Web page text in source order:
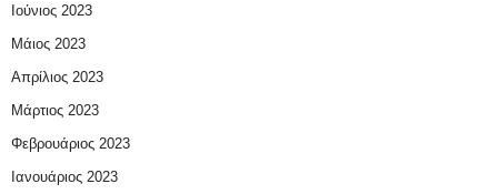
Ιούνιος 2023
Μάιος 2023
Απρίλιος 2023
Μάρτιος 2023
Φεβρουάριος 2023
Ιανουάριος 2023